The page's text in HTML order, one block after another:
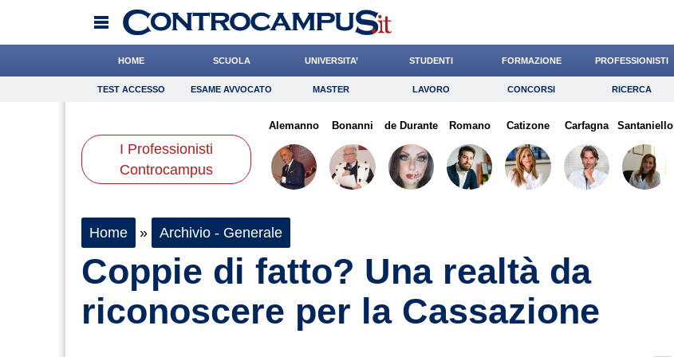
HOME SCUOLA UNIVERSITA’ STUDENTI FORMAZIONE PROFESSIONISTI
TEST ACCESSO Esame Avvocato Master Lavoro Concorsi Ricerca
Consigli Risparmio Diritto Economia
Scienze
TEST ACCESSO ESAME AVVOCATO MASTER LAVORO CONCORSI RICERCA
I Professionisti
Controcampus
Alemanno Bonanni de Durante Romano Catizone Carfagna Santaniello
Home » Archivio - Generale
Coppie di fatto? Una realtà da
riconoscere per la Cassazione